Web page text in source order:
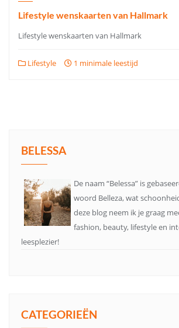
Lifestyle wenskaarten van Hallmark
Lifestyle wenskaarten van Hallmark
Lifestyle 1 minimale leestijd
BELESSA
De naam “Belessa” is
woord Belleza, wat
deze blog neem ik je graag
fashion, beauty, lifestyle en
leesplezier!
CATEGORIEËN